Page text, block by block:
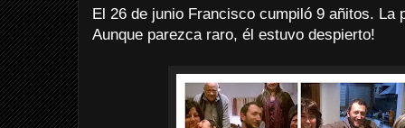
El 26 de junio Francisco cumpiló 9 añitos. La
Aunque parezca raro, él estuvo despierto!